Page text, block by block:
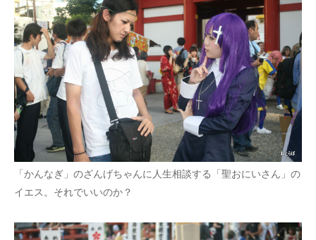
「かんなぎ」のざんげちゃんに人生相談する「聖おにいさん」の
イエス。それでいいのか？